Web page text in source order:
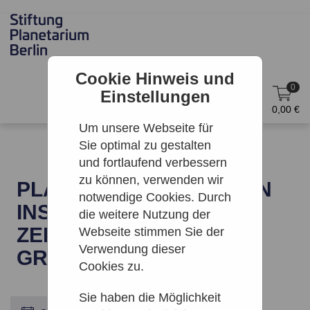
Cookie Hinweis und
Einstellungen
Um unsere Webseite für
Sie optimal zu gestalten
und fortlaufend verbessern
zu können, verwenden wir
notwendige Cookies. Durch
die weitere Nutzung der
Webseite stimmen Sie der
Verwendung dieser
Cookies zu.
Sie haben die Möglichkeit
0
0,00 €
PLANETEN - EXPEDITION
INS SONNENSYSTEM |
ZEISS-
GROSSPLANETARIUM